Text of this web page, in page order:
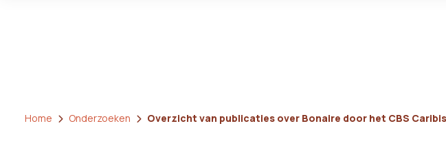
Home Onderzoeken Overzicht van publicaties over Bonaire door het CBS